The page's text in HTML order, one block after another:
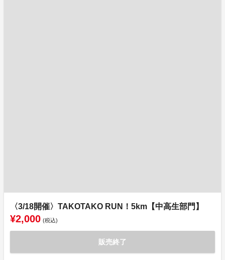
〈3/18開催〉TAKOTAKO RUN！5km【中高生部門】
¥2,000 (税込)
販売終了